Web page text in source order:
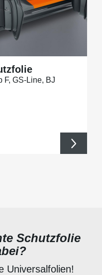
Schutzfolie
Universalfolien!